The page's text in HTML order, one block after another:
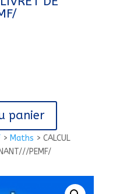
> Maths > CALCUL
PEMF/
panier